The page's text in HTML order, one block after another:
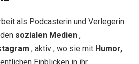
als Podcasterin und Verlegerin
sozialen Medien ,
, aktiv , wo sie mit Humor,
Einblicken in ihr